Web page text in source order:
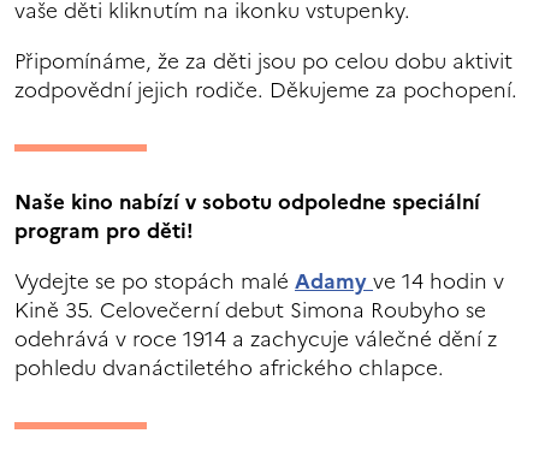
vaše děti kliknutím na ikonku vstupenky.
Připomínáme, že za děti jsou po celou dobu aktivit
zodpovědní jejich rodiče. Děkujeme za pochopení.
Naše kino nabízí v sobotu odpoledne speciální
program pro děti!
Vydejte se po stopách malé Adamyve 14 hodin v
Kině 35. Celovečerní debut Simona Roubyho se
odehrává v roce 1914 a zachycuje válečné dění z
pohledu dvanáctiletého afrického chlapce.